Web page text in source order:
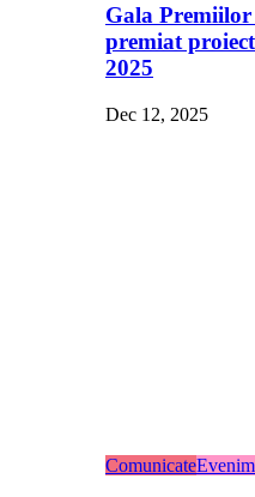
Gala
premiat
2025
Dec 12, 2025
Comunicate